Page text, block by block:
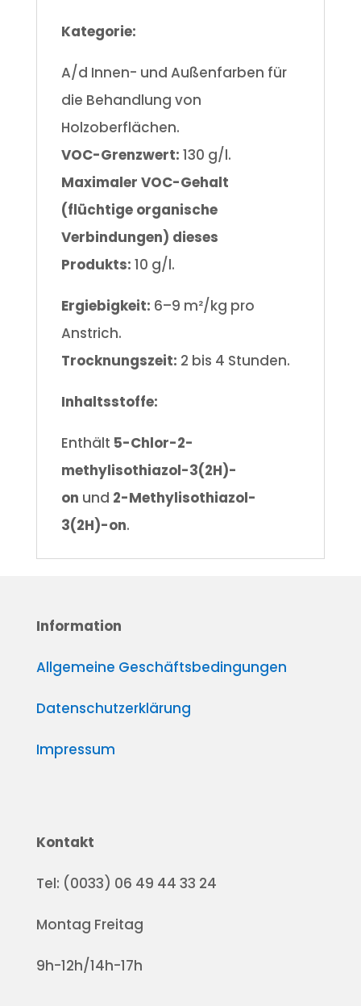
Kategorie:
A/d Innen- und Außenfarben für
die Behandlung von
Holzoberflächen.
VOC-Grenzwert: 130 g/l.
Maximaler VOC-Gehalt
(flüchtige organische
Verbindungen) dieses
Produkts: 10 g/l.
Ergiebigkeit: 6–9 m²/kg pro
Anstrich.
Trocknungszeit: 2 bis 4 Stunden.
Inhaltsstoffe:
Enthält 5-Chlor-2-
methylisothiazol-3(2H)-
on und 2-Methylisothiazol-
3(2H)-on.
Information
Allgemeine Geschäftsbedingungen
Datenschutzerklärung
Impressum
Kontakt
Tel: (0033) 06 49 44 33 24
Montag Freitag
9h-12h/14h-17h